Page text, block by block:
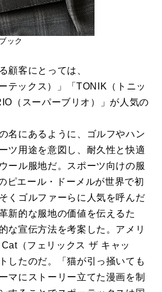
ック
顧客にとっては、
テックス）」「TONIK（トニッ
（スーパーブリオ）」が人気の
名にあるように、ゴルフやハン
ツ用途を意図し、耐久性と快適
ール服地だ。スポーツ向けの服
ピエール・ドーメルが世界で初
くゴルファーらに人気を呼んだ
新的な服地の価値を伝えるた
な宣伝方法を考案した。アメリ
（フェリックス ザ キャッ
したのだ。「猫が引っ掻いても
マにストーリー立てた漫画を制